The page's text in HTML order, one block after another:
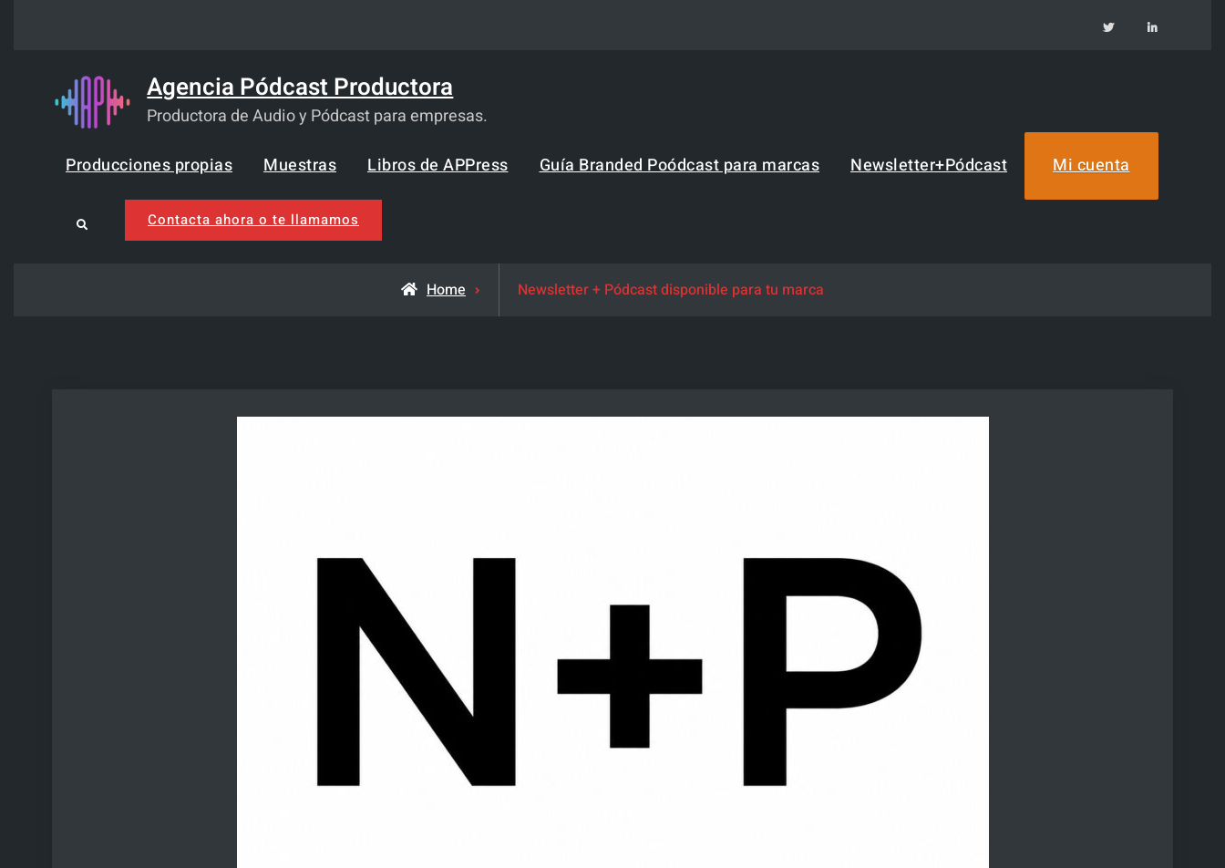
TW IN
Agencia Pódcast Productora
Productora de Audio y Pódcast para empresas.
Producciones propias
Muestras Libros de APPress Guía Branded Poódcast para marcas Newsletter+Pódcast Mi cuenta
Search Contacta ahora o te llamamos
Home Newsletter + Pódcast disponible para tu marca